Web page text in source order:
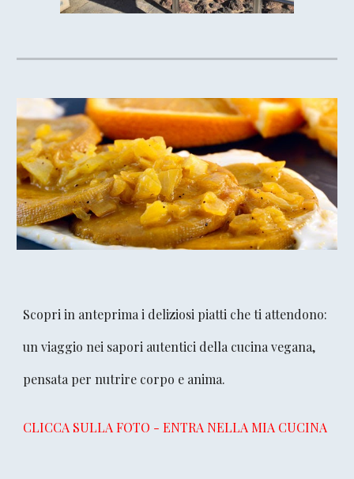
Scopri in anteprima i deliziosi piatti che ti attendono:
un viaggio nei sapori autentici della cucina vegana,
pensata per nutrire corpo e anima.
CLICCA SULLA FOTO - ENTRA NELLA MIA CUCINA